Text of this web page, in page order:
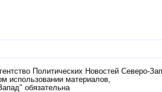
Политических Новостей Северо-
использовании материалов,
обязательна